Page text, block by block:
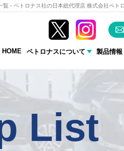
- ペトロナス社の日本総代理店 株式会社ペト
HOME ペトロナスについて 製品情報